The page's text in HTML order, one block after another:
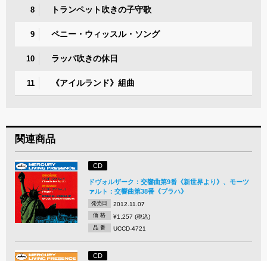
8 トランペット吹きの子守歌
9 ペニー・ウィッスル・ソング
10 ラッパ吹きの休日
11 《アイルランド》組曲
関連商品
CD
ドヴォルザーク：交響曲第9番《新世界より》、モーツ
ァルト：交響曲第38番《プラハ》
発売日 2012.11.07
価 格 ¥1,257 (税込)
品 番 UCCD-4721
CD